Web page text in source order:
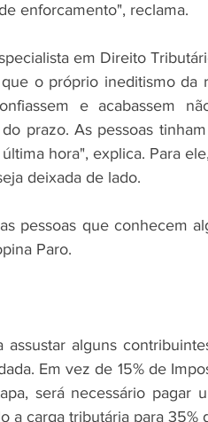
enforcamento", reclama.
em Direito
o próprio ineditismo da
e acabassem
prazo. As pessoas
hora", explica. Para
deixada de lado.
pessoas que conhecem
Paro.
assustar alguns
Em vez de 15% de
será necessário pagar
a carga tributária para